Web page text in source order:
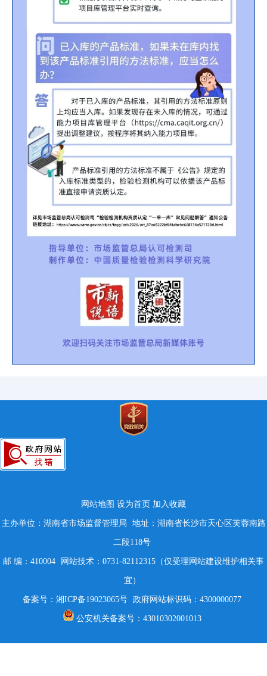
网站地图 设为首页 加入收藏
主办单位：湖南省市场监督管理局 地址：湖南省长沙市天心区芙蓉南路
二段118号
邮 编：410004 网站技术：0731-82112315（仅受理网站建设维护相关事
宜）
备案号：湘ICP备19023065号 政府网站标识码：4300000077
公安机关备案号：43010302001013